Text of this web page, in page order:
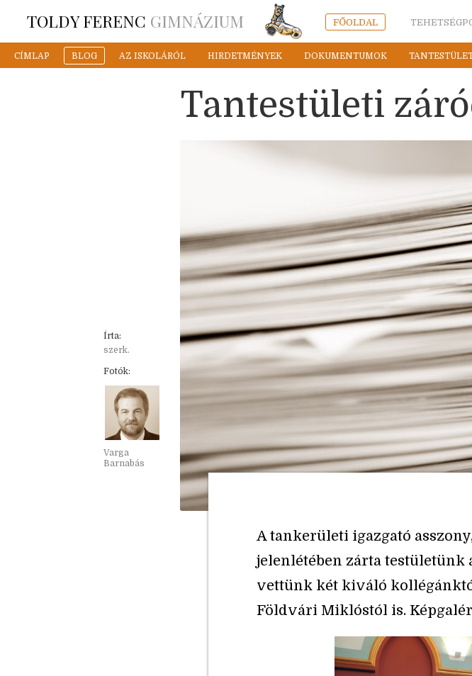
TOLDY FERENC GIMNÁZIUM FŐOLDAL
CÍMLAP BLOG AZ ISKOLÁRÓL HIRDETMÉNYEK DOKUMENTUMOK
Tantestületi
Írta:
szerk.
Fotók:
Varga
Barnabás
A tankerületi igazgató
jelenlétében zárta testületünk
vettünk két kiváló
Földvári Miklóstól is.